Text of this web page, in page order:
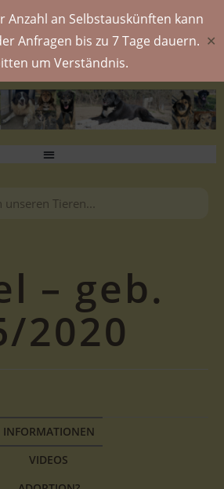
an Selbstauskünften kann
Anfragen bis zu 7 Tage dauern.
um Verständnis.
✕
– geb.
2020
INFORMATIONEN
VIDEOS